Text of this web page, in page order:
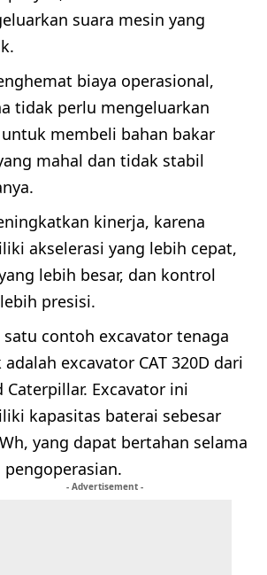
suara mesin yang
biaya operasional,
tidak perlu mengeluarkan
membeli bahan bakar
mahal dan tidak stabil
kinerja, karena
akselerasi yang lebih cepat,
lebih besar, dan kontrol
presisi.
satu contoh excavator tenaga
excavator CAT 320D dari
Caterpillar. Excavator ini
kapasitas baterai sebesar
yang dapat bertahan selama
pengoperasian.
- Advertisement -